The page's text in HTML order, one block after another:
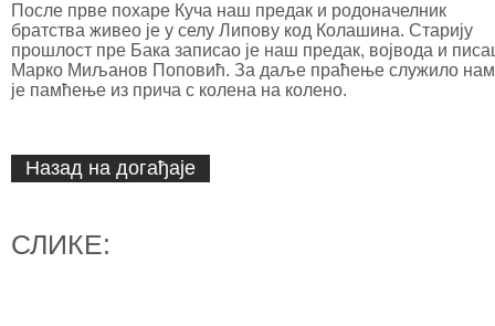
После прве похаре Куча наш предак и родоначелник
братства живео је у селу Липову код Колашина. Старију
прошлост пре Бака записао је наш предак, војвода и
Марко Миљанов Поповић. За даље праћење служило нам
је памћење из прича с колена на колено.
Назад на догађаје
СЛИКЕ: